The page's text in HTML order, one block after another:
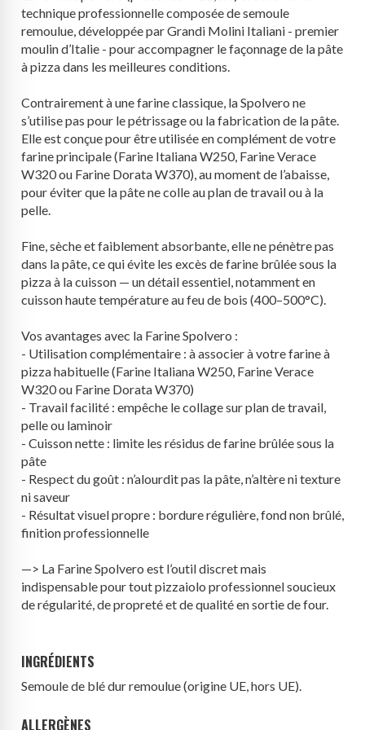
technique professionnelle composée de semoule
remoulue, développée par Grandi Molini Italiani - premier
moulin d’Italie - pour accompagner le façonnage de la pâte
à pizza dans les meilleures conditions.
Contrairement à une farine classique, la Spolvero ne
s’utilise pas pour le pétrissage ou la fabrication de la pâte.
Elle est conçue pour être utilisée en complément de votre
farine principale (Farine Italiana W250, Farine Verace
W320 ou Farine Dorata W370), au moment de l’abaisse,
pour éviter que la pâte ne colle au plan de travail ou à la
pelle.
Fine, sèche et faiblement absorbante, elle ne pénètre pas
dans la pâte, ce qui évite les excès de farine brûlée sous la
pizza à la cuisson — un détail essentiel, notamment en
cuisson haute température au feu de bois (400–500°C).
Vos avantages avec la Farine Spolvero :
- Utilisation complémentaire : à associer à votre farine à
pizza habituelle (Farine Italiana W250, Farine Verace
W320 ou Farine Dorata W370)
- Travail facilité : empêche le collage sur plan de travail,
pelle ou laminoir
- Cuisson nette : limite les résidus de farine brûlée sous la
pâte
- Respect du goût : n’alourdit pas la pâte, n’altère ni texture
ni saveur
- Résultat visuel propre : bordure régulière, fond non brûlé,
finition professionnelle
—> La Farine Spolvero est l’outil discret mais
indispensable pour tout pizzaiolo professionnel soucieux
de régularité, de propreté et de qualité en sortie de four.
INGRÉDIENTS
Semoule de blédur remoulue (origine UE, hors UE).
ALLERGÈNES